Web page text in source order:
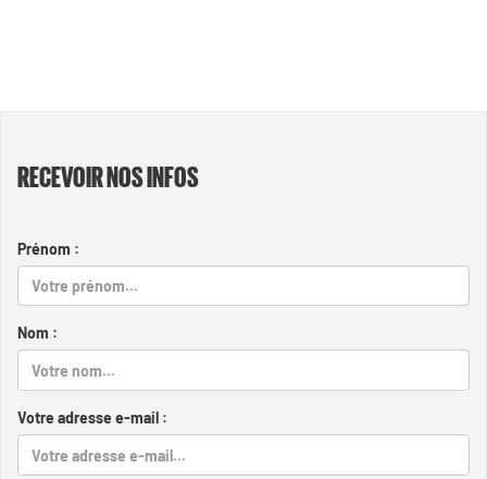
RECEVOIR NOS INFOS
Prénom :
Nom :
Votre adresse e-mail :